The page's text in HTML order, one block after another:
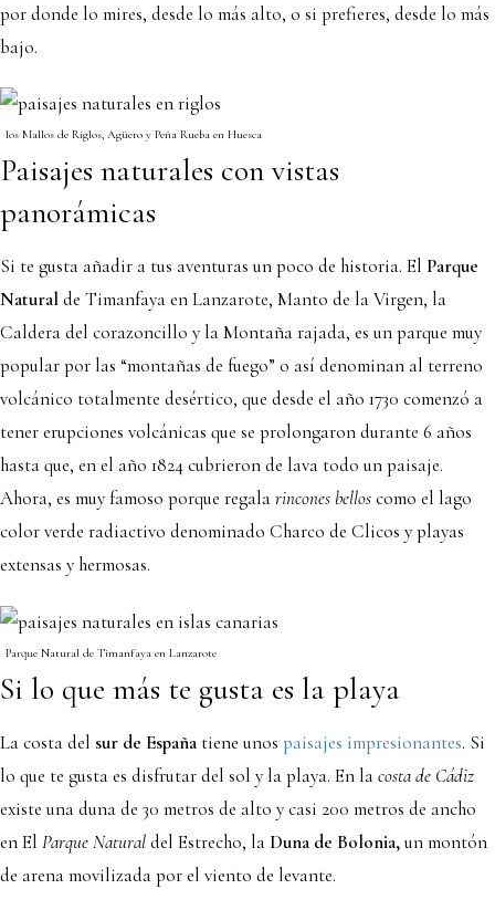
por donde lo mires, desde lo más alto, o si prefieres, desde lo más
bajo.
los Mallos de Riglos, Agüero y Peña Rueba en Huesca
Paisajes naturales con vistas
panorámicas
Si te gusta añadir a tus aventuras un poco de historia. El Parque
Naturalde Timanfaya en Lanzarote, Manto de la Virgen, la
Caldera del corazoncillo y la Montaña rajada, es un parque muy
popular por las “montañas de fuego” o así denominan al terreno
volcánico totalmente desértico, que desde el año 1730 comenzó a
tener erupciones volcánicas que se prolongaron durante 6 años
hasta que, en el año 1824 cubrieron de lava todo un paisaje.
Ahora, es muy famoso porque regalarincones belloscomo el lago
color verde radiactivo denominado Charco de Clicos y playas
extensas y hermosas.
Parque Natural de Timanfaya en Lanzarote
Si lo que más te gusta es la playa
La costa del sur de España tiene unos paisajes impresionantes. Si
lo que te gusta es disfrutar del sol y la playa. En lacosta de Cádiz
existe una duna de 30 metros de alto y casi 200 metros de ancho
en El Parque Naturaldel Estrecho, la Duna de Bolonia,un montón
de arena movilizada por el viento de levante.